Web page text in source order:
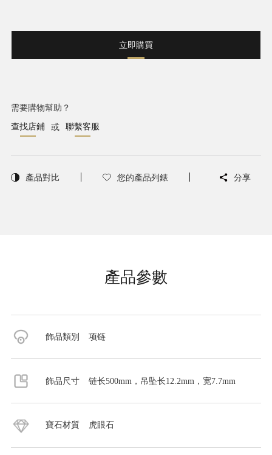
立即購買
需要購物幫助？
查找店鋪
或 聯繫客服
產品對比 您的產品列錶 分享
產品參數
飾品類別 项链
飾品尺寸 链长500mm，吊坠长12.2mm，宽7.7mm
寶石材質 虎眼石